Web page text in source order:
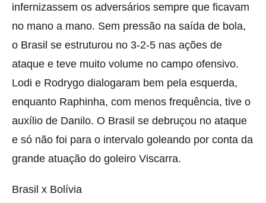
infernizassem os adversários sempre que ficavam
no mano a mano. Sem pressão na saída de bola,
o Brasil se estruturou no 3-2-5 nas ações de
ataque e teve muito volume no campo ofensivo.
Lodi e Rodrygo dialogaram bem pela esquerda,
enquanto Raphinha, com menos frequência, tive o
auxílio de Danilo. O Brasil se debruçou no ataque
e só não foi para o intervalo goleando por conta da
grande atuação do goleiro Viscarra.
Brasil x Bolívia